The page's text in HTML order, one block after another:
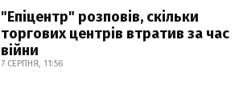
"Епіцентр" розповів, скільки
торгових центрів втратив за час
війни
7 СЕРПНЯ, 11:56